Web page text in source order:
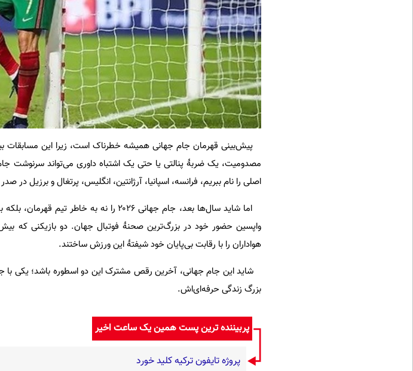
پیش‌بینی قهرمان جام جهانی همیشه خطرناک است، زیرا این مسابقات
مصدومیت، یک ضربۀ پنالتی یا حتی یک اشتباه داوری می‌تواند سرنوشت
اصلی را نام ببریم، فرانسه، اسپانیا، آرژانتین، انگلیس، پرتغال و برزیل در
اما شاید سال‌ها بعد، جام جهانی ۲۰۲۶ را نه
واپسین حضور خود در بزرگ‌ترین صحنۀ فوتبال جهان. دو بازیکنی که
هواداران را با رقابت بی‌پایان خود شیفتۀ این ورزش ساختند.
شاید این جام جهانی، آخرین رقص مشترک این دو اسطوره باشد؛ یکی
بزرگ زندگی حرفه‌ای‌اش.
پربیننده ترین پست همین یک ساعت اخیر
پروژه تایفون ترکیه کلید خورد